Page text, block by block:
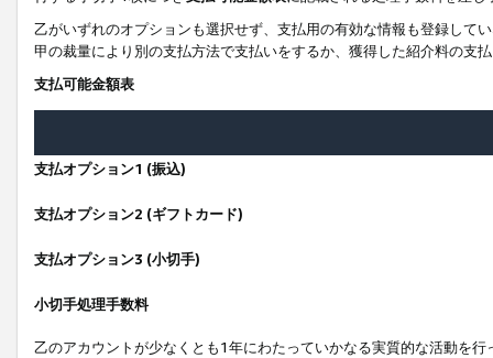
乙がいずれのオプションも選択せず、支払用の有効な情報も登録して
甲の裁量により別の支払方法で支払いをするか、獲得した紹介料の支
支払可能金額表
支払オプション1 (振込)
支払オプション2 (ギフトカード)
支払オプション3 (小切手)
小切手処理手数料
乙のアカウントが少なくとも1年にわたっていかなる実質的な活動を